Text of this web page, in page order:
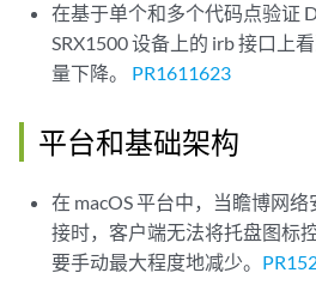
在基于单个和多个代码点验证
SRX1500 设备上的 irb 接口上
量下降。 PR1611623
平台和基础架构
在 macOS 平台中，当瞻博网
接时，客户端无法将托盘图标
要手动最大程度地减少。